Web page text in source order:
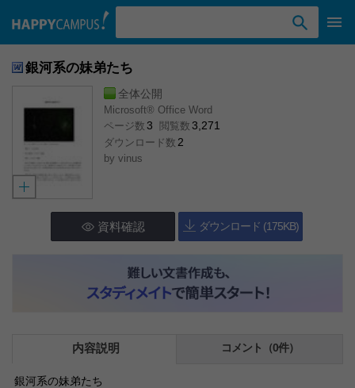
銀河系の妹弟たち
全体公開
Microsoft® Office Word
ページ数 3 閲覧数 3,271
ダウンロード数 2
by vinus
資料確認 ダウンロード (175KB)
内容説明 コメント（0件）
銀河系の妹弟たち